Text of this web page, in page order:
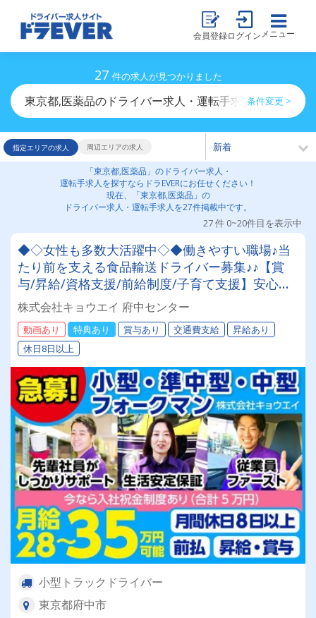
会員登録ログイン メニュー
27 件の求人が見つかりました
東京都,医薬品のドライバー求人・運転手求人一覧
条件変更 >
指定エリアの求人 周辺エリアの求人
「東京都,医薬品」のドライバー求人・
運転手求人を探すならドラEVERにお任せください！
現在、「東京都,医薬品」の
ドライバー求人・運転手求人を27件掲載中です。
27 件 0~20件目を表示中
◆◇女性も多数大活躍中◇◆働きやすい職場♪当
たり前を支える食品輸送ドライバー募集♪♪【賞
与/昇給/資格支援/前給制度/子育て支援】安心の
サポート体制あり◎
株式会社キョウエイ 府中センター
動画あり 特典あり 賞与あり 交通費支給
昇給あり
休日8日以上
小型トラックドライバー
東京都府中市